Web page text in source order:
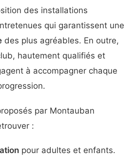
des installations
qui garantissent une
des plus agréables. En outre,
hautement qualifiés et
à accompagner chaque
par Montauban
:
pour adultes et enfants.